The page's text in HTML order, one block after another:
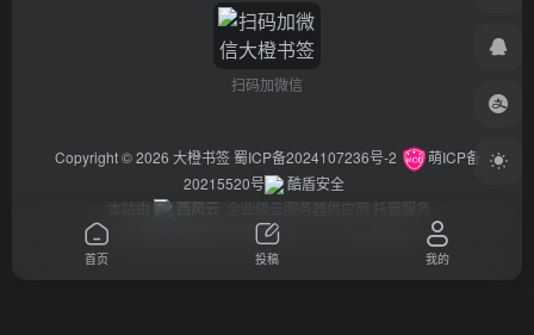
扫码加微信
Copyright © 2026 大橙书签 蜀ICP备2024107236号-2
萌ICP备
20215520号
酷盾安全
本站由
西风云 企业级云服务器供应商 托管服务
违法举报/投稿等事物联系邮箱：arch_chen@qq.com
首页 投稿 我的